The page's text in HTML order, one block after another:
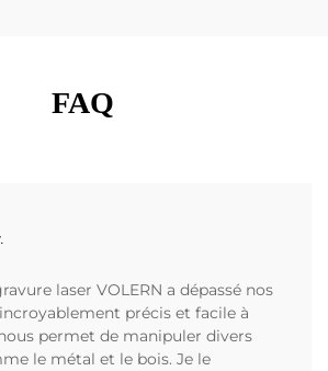
FAQ
laser VOLERN a dépassé nos
précis et facile à
permet de manipuler divers
le métal et le bois. Je le